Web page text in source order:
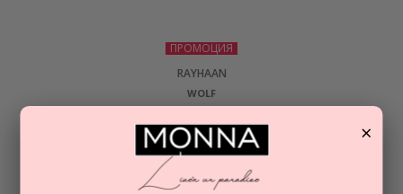
ПРОМОЦИЯ
RAYHAAN
WOLF
парфюмна вода за мъже
31,57 €
×